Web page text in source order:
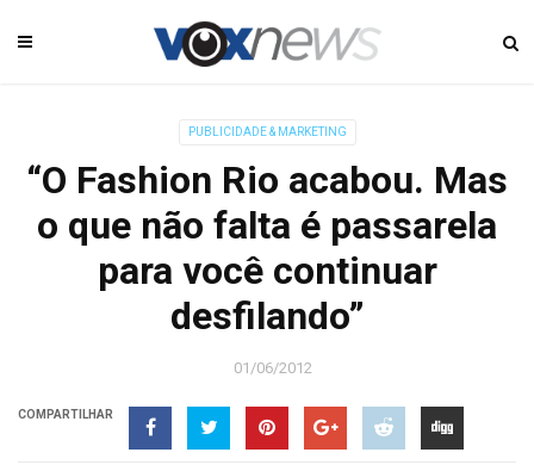
PUBLICIDADE & MARKETING
“O Fashion Rio acabou. Mas
o que não falta é passarela
para você continuar
desfilando”
01/06/2012
COMPARTILHAR